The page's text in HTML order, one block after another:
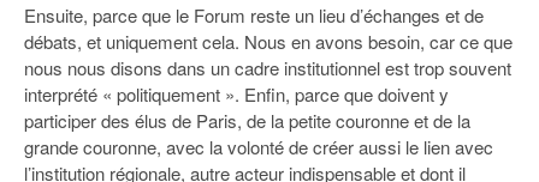
Ensuite, parce que le Forum reste un lieu d’échanges et de
débats, et uniquement cela. Nous en avons besoin, car ce que
nous nous disons dans un cadre institutionnel est trop souvent
interprété « politiquement ». Enfin, parce que doivent y
participer des élus de Paris, de la petite couronne et de la
grande couronne, avec la volonté de créer aussi le lien avec
l’institution régionale, autre acteur indispensable et dont il